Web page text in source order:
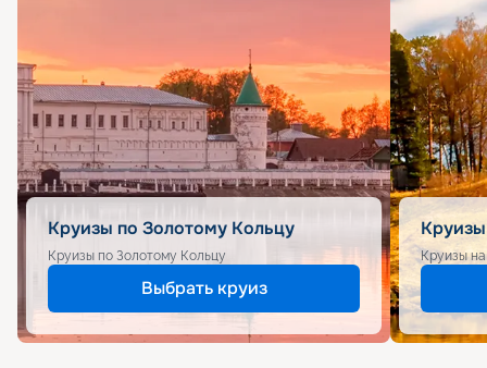
Круизы по Золотому Кольцу
Круизы по Золотому Кольцу
Выбрать круиз
Круизы